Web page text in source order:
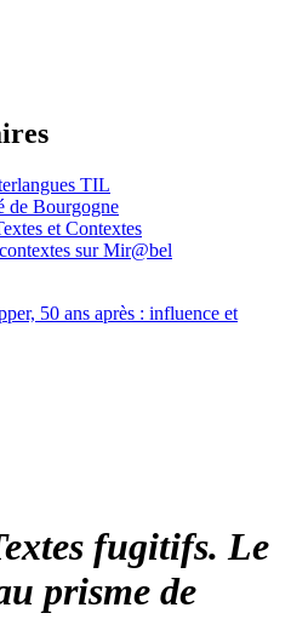
50 ans après : influence et
fugitifs. Le
prisme de